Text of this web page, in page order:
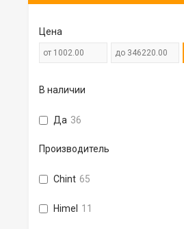
Цена
В наличии
Да 36
Производитель
Chint 65
Himel 11